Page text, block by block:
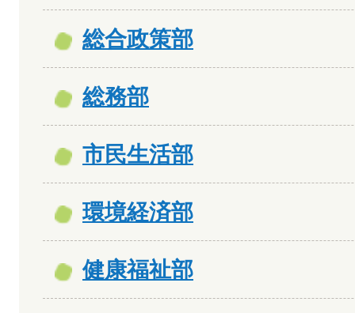
総合政策部
総務部
市民生活部
環境経済部
健康福祉部